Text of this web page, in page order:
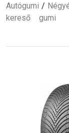
Autógumi
kereső
gumi